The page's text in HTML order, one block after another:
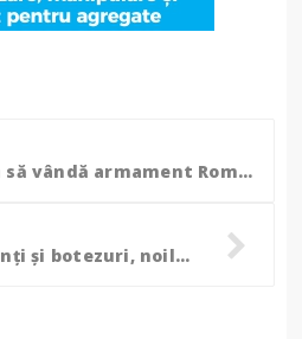
Zelenski vrea să vândă armament României: „Avem sisteme gata de export și proiecte comune în programul SAFE”
Organizatorii de nunți și botezuri, noile ținte ale ANAF. Zeci de firme din domeniul serviciilor pentru evenimente vor fi verificate!